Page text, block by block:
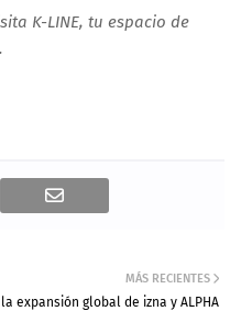
K-LINE, tu espacio de
MÁS RECIENTES
la expansión global de izna y ALPHA